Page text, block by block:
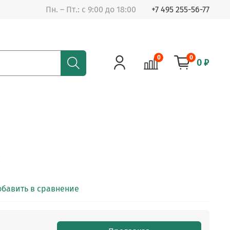
Пн. – Пт.: с 9:00 до 18:00 +7 495 255-56-77
0 0 0 ₽
в сравнение